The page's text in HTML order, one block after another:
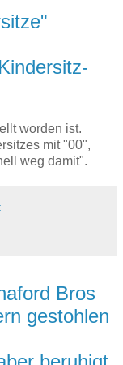
worden ist.
mit "00",
weg damit".
Bros
gestohlen